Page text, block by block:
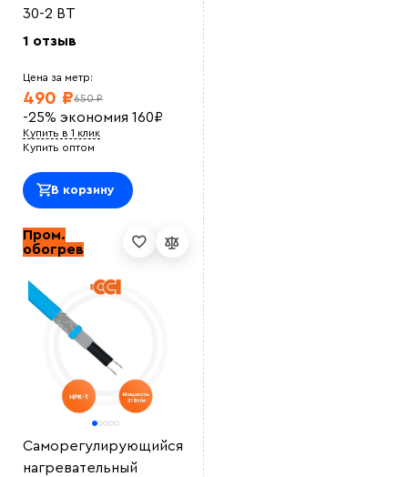
30-2 ВТ
1 отзыв
Цена за метр:
650 ₽
490 ₽
-25% экономия 160₽
Купить в 1 клик
Купить оптом
В корзину
Пром.
обогрев
Саморегулирующийся
нагревательный